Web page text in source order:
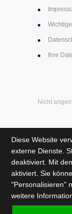
Ihre
Nicht
Diese Website
externe Dienste.
deaktiviert. Mit
aktiviert. Sie
"Personalisieren"
weitere